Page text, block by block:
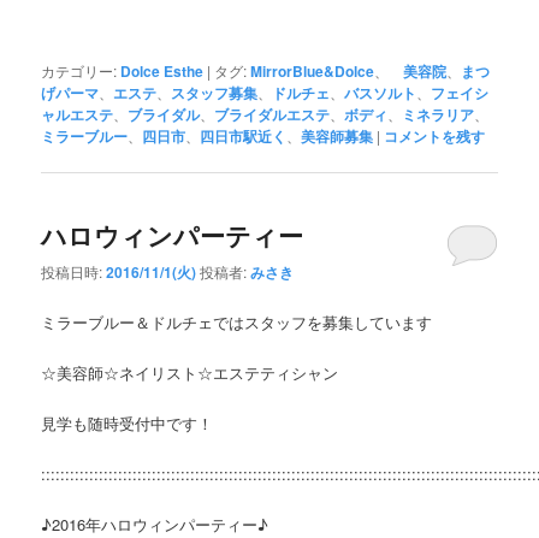
カテゴリー: Dolce Esthe | タグ:MirrorBlue&Dolce 美容院
まつ
げパーマ
エステ スタッフ募集 ドルチェ 、バスソルト
フェイシ
ャルエステ
ブライダル、 ブライダルエステ ボディ ミネラリア
ミラーブルー 四日市 四日市駅近く 、美容師募集 | コメントを残す
ハロウィンパーティー
投稿日時:2016/11/1(火)投稿者:みさき
ミラーブルー＆ドルチェではスタッフを募集しています
☆美容師☆ネイリスト☆エステティシャン
見学も随時受付中です！
♪2016年ハロウィンパーティー♪